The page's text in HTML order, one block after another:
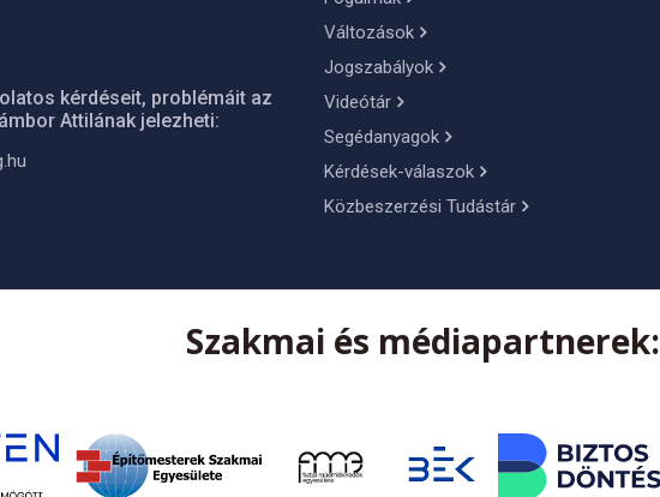
kérdéseit, problémáit az
Attilának jelezheti:
Változások
Jogszabályok
Videótár
Segédanyagok
Kérdések-válaszok
Közbeszerzési Tudástár
Szakmai és médiapartnerek: